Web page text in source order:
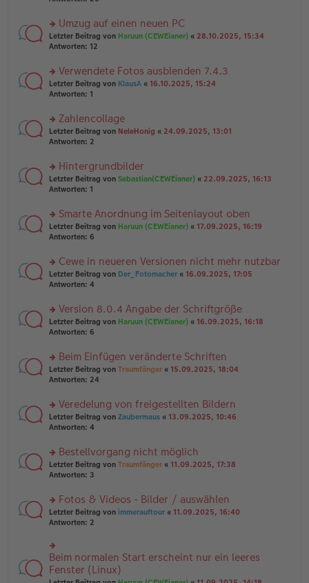
tr
a
g
el
e
n
er
tr
a
g
n
g
el
e
n
er
tr
a
g
rs
te
n
g
el
e
n
er
tr
a
g
Umzug auf einen neuen PC
Letzter Beitrag von Haruun (CEWEianer) « 28.10.2025, 15:34
Antworten: 12
rs
te
n
g
el
e
n
er
tr
a
g
Verwendete Fotos ausblenden 7.4.3
Letzter Beitrag von KlausA « 16.10.2025, 15:24
Antworten: 1
rs
te
n
g
el
e
n
er
tr
a
g
Zahlencollage
Letzter Beitrag von NeleHonig « 24.09.2025, 13:01
Antworten: 2
rs
te
n
g
el
e
n
er
tr
a
g
Hintergrundbilder
Letzter Beitrag von Sebastian(CEWEianer) « 22.09.2025, 16:13
Antworten: 1
rs
te
n
g
el
e
n
er
tr
a
g
Smarte Anordnung im Seitenlayout oben
Letzter Beitrag von Haruun (CEWEianer) « 17.09.2025, 16:19
Antworten: 6
rs
te
n
g
el
e
n
er
tr
a
g
Cewe in neueren Versionen nicht mehr nutzbar
Letzter Beitrag von Der_Fotomacher « 16.09.2025, 17:05
Antworten: 4
rs
te
n
g
el
e
n
er
tr
a
g
Version 8.0.4 Angabe der Schriftgröße
Letzter Beitrag von Haruun (CEWEianer) « 16.09.2025, 16:18
Antworten: 6
rs
te
n
g
el
e
n
er
tr
a
g
Beim Einfügen veränderte Schriften
Letzter Beitrag von Traumfänger « 15.09.2025, 18:04
Antworten: 24
rs
te
n
g
el
e
n
er
tr
a
g
Veredelung von freigestellten Bildern
Letzter Beitrag von Zaubermaus « 13.09.2025, 10:46
Antworten: 4
rs
te
n
g
el
e
n
er
B
Bestellvorgang nicht möglich
Letzter Beitrag von Traumfänger « 11.09.2025, 17:38
Antworten: 3
rs
te
u
n
g
el
Fotos & Videos - Bilder / auswählen
Letzter Beitrag von immerauftour « 11.09.2025, 16:40
Antworten: 2
rs
te
r
Beim normalen Start erscheint nur ein leeres
Fenster (Linux)